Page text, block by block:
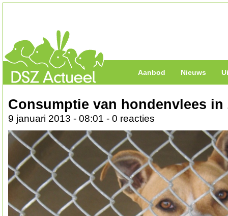
Aanbod Nieuws
Consumptie van hondenvlees
9 januari 2013 - 08:01 - 0 reacties